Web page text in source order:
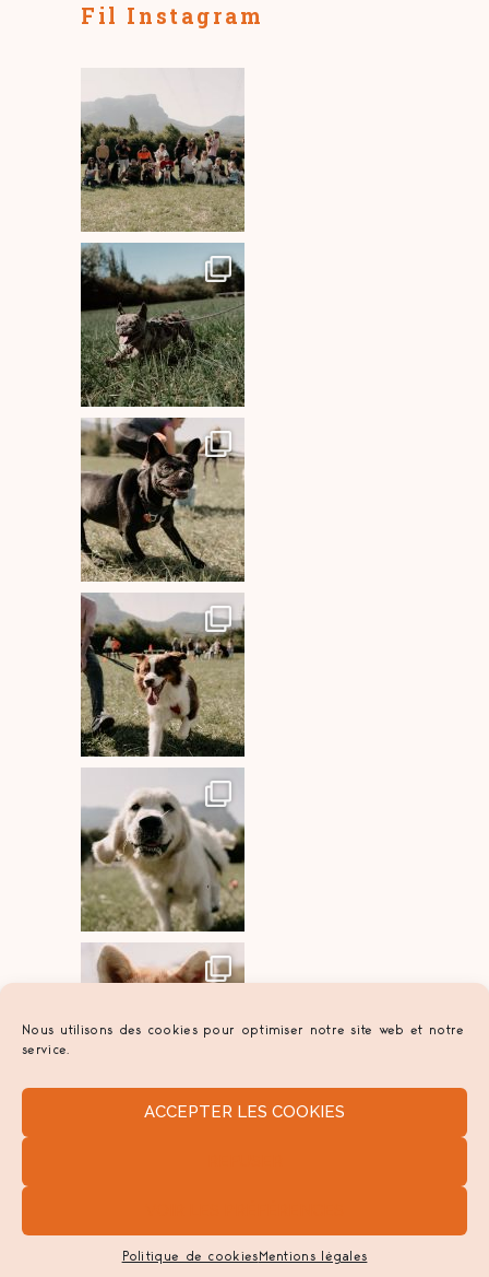
Nous utilisons des cookies pour optimiser notre site web et notre
service.
ACCEPTER LES COOKIES
Politique de cookiesMentions légales
Fil Instagram
droits réservés -Réalisation Adgensii - Agence
de communication Paris Marne la Vallée